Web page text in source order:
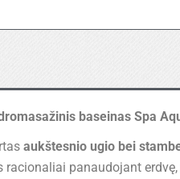
baseinas Spa
aukštesnio ugio bei
racionaliai panaudojant erdvę,